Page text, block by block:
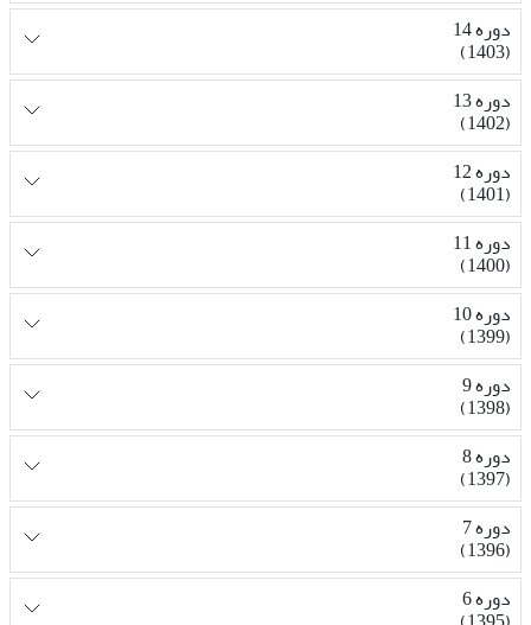
دوره 14
(1403)
دوره 13
(1402)
دوره 12
(1401)
دوره 11
(1400)
دوره 10
(1399)
دوره 9
(1398)
دوره 8
(1397)
دوره 7
(1396)
دوره 6